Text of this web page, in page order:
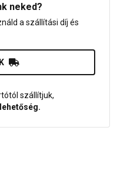
neked?
a szállítási díj és
szállítjuk,